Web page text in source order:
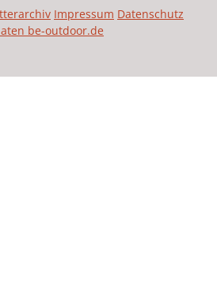
Impressum Datenschutz
be-outdoor.de